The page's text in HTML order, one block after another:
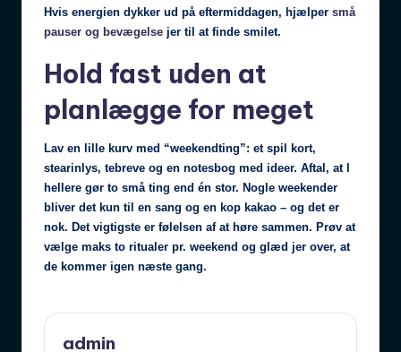
Hvis energien dykker ud på eftermiddagen, hjælper små
pauser og bevægelse jer til at finde smilet.
Hold fast uden at
planlægge for meget
Lav en lille kurv med “weekendting”: et spil kort,
stearinlys, tebreve og en notesbog med ideer. Aftal, at I
hellere gør to små ting end én stor. Nogle weekender
bliver det kun til en sang og en kop kakao – og det er
nok. Det vigtigste er følelsen af at høre sammen. Prøv at
vælge maks to ritualer pr. weekend og glæd jer over, at
de kommer igen næste gang.
admin